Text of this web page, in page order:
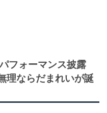
フォーマンス披露
理ならだまれいが誕